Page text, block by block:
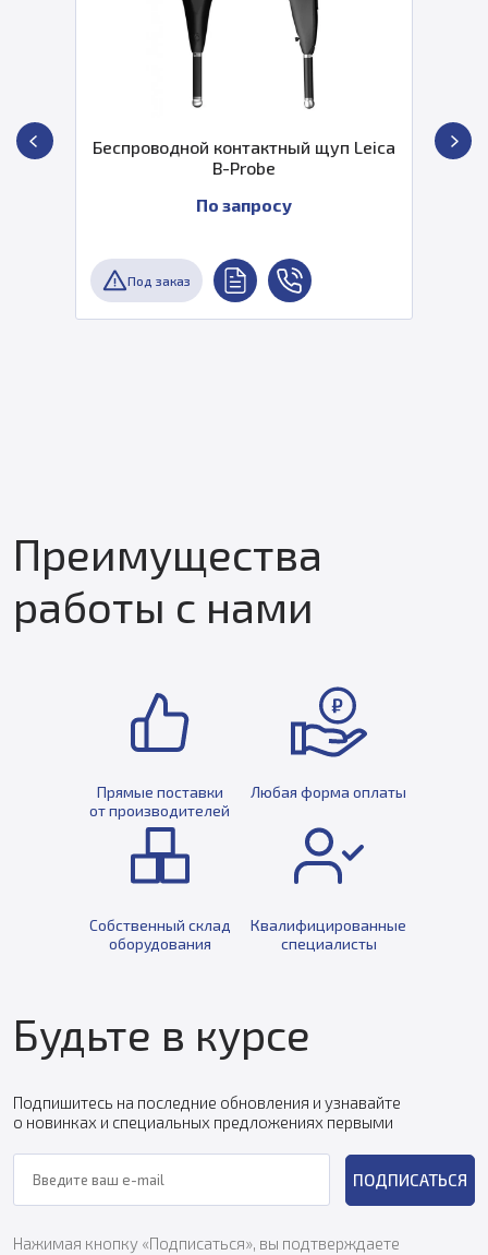
Беспроводной контактный щуп Leica
B-Probe
По запросу
Под заказ
Преимущества
работы с нами
Прямые поставки
от производителей
Любая форма оплаты
Собственный склад
оборудования
Квалифицированные
специалисты
Будьте в курсе
Подпишитесь на последние обновления и узнавайте
о новинках и специальных предложениях первыми
ПОДПИСАТЬСЯ
Нажимая кнопку «Подписаться», вы подтверждаете